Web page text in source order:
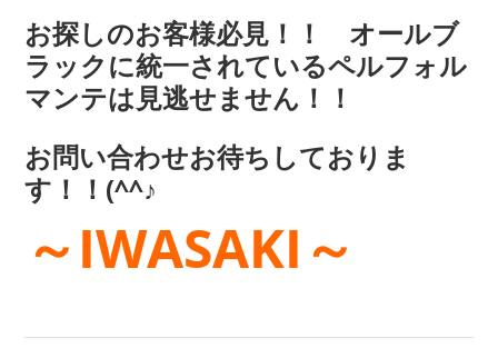
お探しのお客様必見！！ オールブ
ラックに統一されているペルフォル
マンテは見逃せません！！
お問い合わせお待ちしておりま
す！！(^^♪
～IWASAKI～